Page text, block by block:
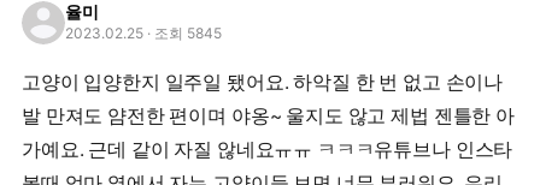
율미
2023.02.25 · 조회 5845
고양이 입양한지 일주일 됐어요. 하악질 한 번 없고 손이나
발 만져도 얌전한 편이며 야옹~ 울지도 않고 제법 젠틀한 아
가예요. 근데 같이 자질 않네요ㅠㅠ ㅋㅋㅋ유튜브나 인스타